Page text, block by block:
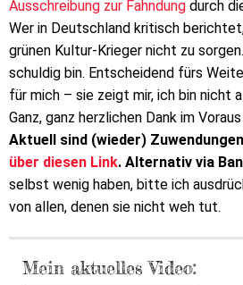
Ausschreibung zur Fahndung durch
Wer in Deutschland kritisch
grünen Kultur-Krieger nicht zu
schuldig bin. Entscheidend fürs
für mich – sie zeigt mir, ich bin nicht
Ganz, ganz herzlichen Dank im
Aktuell sind (wieder)
über diesen Link. Alternativ via
selbst wenig haben, bitte ich
von allen, denen sie nicht weh tut.
Mein aktuelles Video: